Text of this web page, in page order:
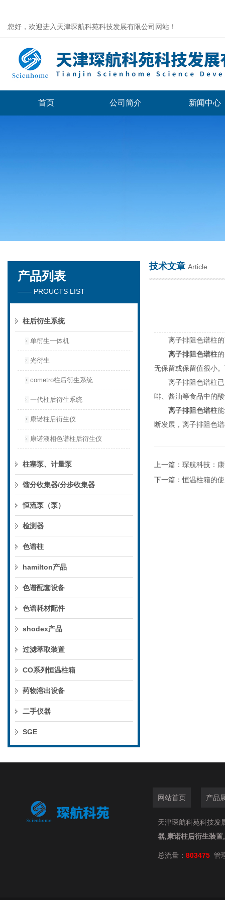
您好，欢迎进入天津琛航科苑科技发展有限公司网站！
天津琛航科苑科技发展有限公司
首页 公司简介 新闻中心
产品列表
—— PROUCTS LIST
柱后衍生系统
单衍生一体机
光衍生
cometro柱后衍生系统
一代柱后衍生系统
康诺柱后衍生仪
康诺液相色谱柱后衍生仪
柱塞泵、计量泵
馏分收集器/分步收集器
恒流泵（泵）
检测器
色谱柱
hamilton产品
色谱配套设备
色谱耗材配件
shodex产品
过滤萃取装置
CO系列恒温柱箱
药物溶出设备
二手仪器
SGE
技术文章 Article
离子排阻色谱柱的
离子排阻色谱柱
无保留或保留值很小
离子排阻色谱柱已
啡、酱油等食品中的
离子排阻色谱柱
断发展，离子排阻色
上一篇： 琛航科技：
下一篇：恒温柱箱的
网站首页 产品
天津琛航科苑科技发
器,康诺柱后衍生装
总流量： 803475 管